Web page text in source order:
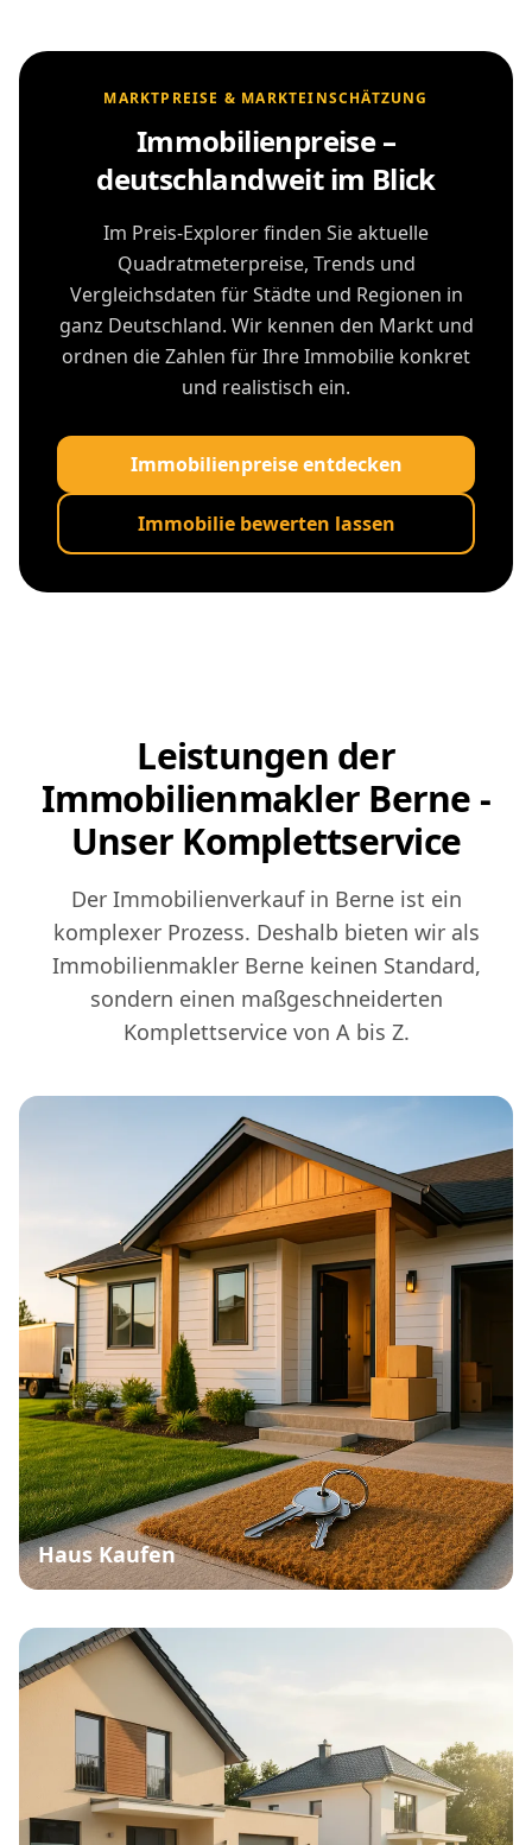
MARKTPREISE & MARKTEINSCHÄTZUNG
Immobilienpreise –
deutschlandweit im Blick
Im Preis-Explorer finden Sie aktuelle
Quadratmeterpreise, Trends und
Vergleichsdaten für Städte und Regionen in
ganz Deutschland. Wir kennen den Markt und
ordnen die Zahlen für Ihre Immobilie konkret
und realistisch ein.
Immobilienpreise entdecken
Immobilie bewerten lassen
Leistungen der
Immobilienmakler Berne -
Unser Komplettservice
Der Immobilienverkauf in Berne ist ein
komplexer Prozess. Deshalb bieten wir als
Immobilienmakler Berne keinen Standard,
sondern einen maßgeschneiderten
Komplettservice von A bis Z.
Haus Kaufen